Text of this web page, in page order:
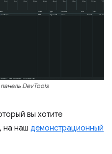
DevTools
вы хотите
на наш демонстрационный